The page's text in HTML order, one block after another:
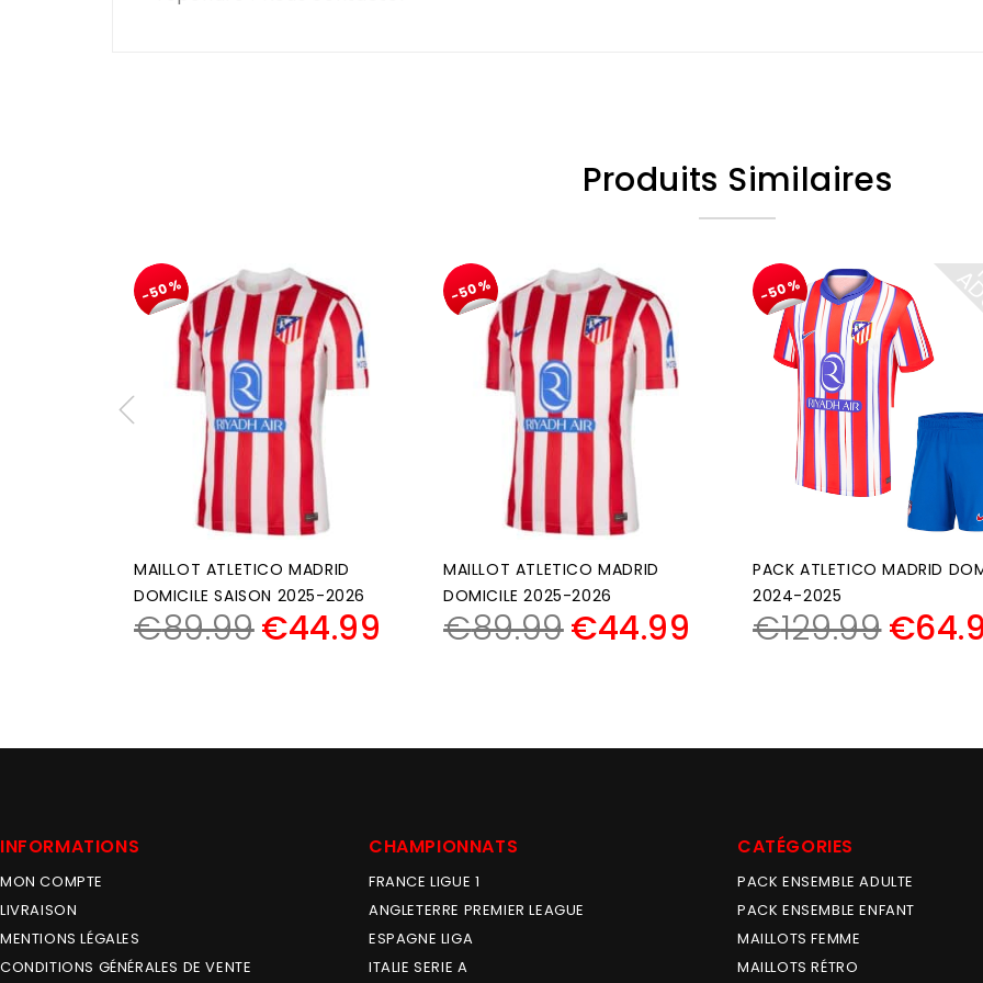
Produits Similaires
-50%
MAILLOT ATLETICO MADRID
DOMICILE SAISON 2025-2026
€89.99€44.99
-50%
MAILLOT ATLETICO MADRID
DOMICILE 2025-2026
€89.99€44.99
-50%
PACK ATLETICO MADRID
2024-2025
€129.99€
INFORMATIONS
MON COMPTE
LIVRAISON
MENTIONS LÉGALES
CONDITIONS GÉNÉRALES DE VENTE
CHAMPIONNATS
FRANCE LIGUE 1
ANGLETERRE PREMIER LEAGUE
ESPAGNE LIGA
ITALIE SERIE A
CATÉGORIES
PACK ENSEMBLE ADULTE
PACK ENSEMBLE ENFANT
MAILLOTS FEMME
MAILLOTS RÉTRO